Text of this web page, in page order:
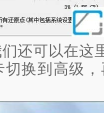
还可以在这
切换到高级